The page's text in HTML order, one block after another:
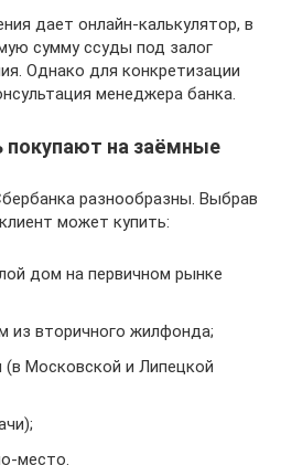
дает онлайн-калькулятор, в
сумму ссуды под залог
Однако для конкретизации
менеджера банка.
на заёмные
разнообразны. Выбрав
может купить:
дом на первичном рынке
из вторичного жилфонда;
Московской и Липецкой
место.